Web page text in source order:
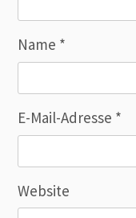
Name *
E-Mail-Adresse *
Website